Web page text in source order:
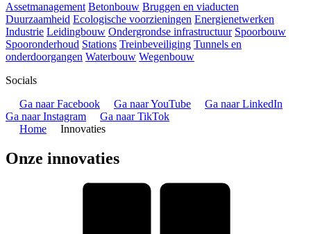
Assetmanagement Betonbouw Bruggen en viaducten
Duurzaamheid Ecologische voorzieningen Energienetwerken
Industrie Leidingbouw Ondergrondse infrastructuur Spoorbouw
Spooronderhoud Stations Treinbeveiliging Tunnels en
onderdoorgangen Waterbouw Wegenbouw
Socials
Ga naar Facebook
Ga naar YouTube
Ga naar LinkedIn
Ga naar Instagram
Ga naar TikTok
Home
Innovaties
Onze innovaties